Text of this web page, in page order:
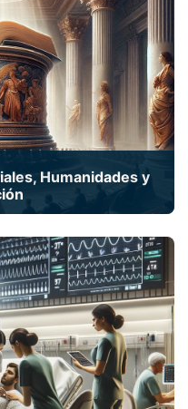
de Información,
de Negocios!
Humanidades y
con nuestras
y Educación.